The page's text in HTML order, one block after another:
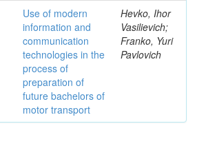
Use of modern
information and
communication
technologies in the
process of
preparation of
future bachelors of
motor transport
Hevko, Ihor
Vasilievich;
Franko, Yuri
Pavlovich